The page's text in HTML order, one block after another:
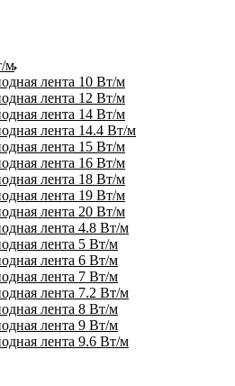
м
лента 10 Вт/м
лента 12 Вт/м
лента 14 Вт/м
лента 14.4 Вт/м
лента 15 Вт/м
лента 16 Вт/м
лента 18 Вт/м
лента 19 Вт/м
лента 20 Вт/м
лента 4.8 Вт/м
лента 5 Вт/м
лента 6 Вт/м
лента 7 Вт/м
лента 7.2 Вт/м
лента 8 Вт/м
лента 9 Вт/м
лента 9.6 Вт/м